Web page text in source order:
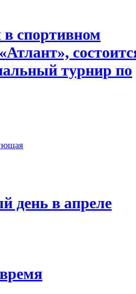
в спортивном
турнир по
день в апреле